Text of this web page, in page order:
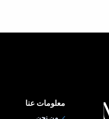
معلومات عنا